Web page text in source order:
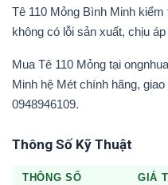
Tê 110 Mỏng Bình Minh
không có lỗi sản xuất, chịu
Mua Tê 110 Mỏng tại
Minh hệ Mét chính hãng,
0948946109.
Thông Số Kỹ Thuật
THÔNG SỐ GIÁ